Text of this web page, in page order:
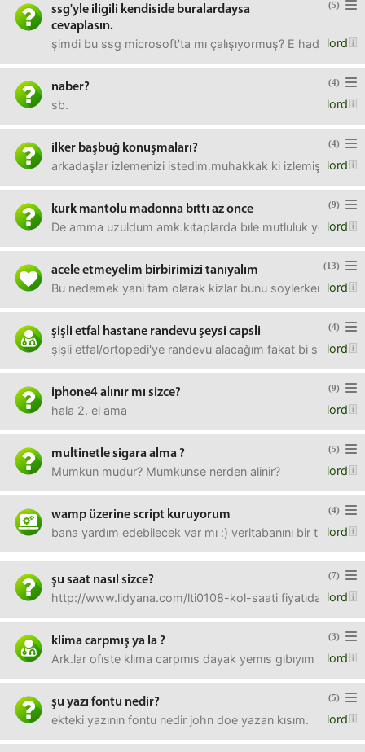
(5)
ssg'yle iligili kendiside buralardaysa
cevaplasın.
lord
şimdi bu ssg microsoft'ta mı çalışıyormuş? E hadi
(4)
naber?
lord
sb.
(4)
ilker başbuğ konuşmaları?
lord
arkadaşlar izlemenizi istedim.muhakkak ki
(9)
kurk mantolu madonna bıttı az once
lord
De amma uzuldum amk.kıtaplarda bıle mutluluk yok :((
(13)
acele etmeyelim birbirimizi tanıyalım
lord
Bu nedemek yani tam olarak kizlar bunu soylerken
(4)
şişli etfal hastane randevu şeysi capsli
lord
şişli etfal/ortopedi'ye randevu alacağım fakat bi sürü
(9)
iphone4 alınır mı sizce?
lord
hala 2. el ama
(5)
multinetle sigara alma ?
lord
Mumkun mudur? Mumkunse nerden alinir?
(4)
wamp üzerine script kuruyorum
lord
bana yardım edebilecek var mı :) veritabanını bir türlü
(7)
şu saat nasıl sizce?
lord
http://www.lidyana.com/lti0108-kol-saati fiyatıda
(3)
klima carpmış ya la ?
lord
Ark.lar ofıste klıma carpmıs dayak yemıs gıbıyım ve
(5)
şu yazı fontu nedir?
lord
ekteki yazının fontu nedir john doe yazan kısım.